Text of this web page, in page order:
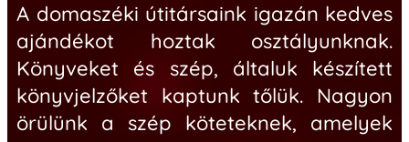
A domaszéki útitársaink igazán kedves
ajándékot hoztak osztályunknak.
Könyveket és szép, általuk készített
könyvjelzőket kaptunk tőlük. Nagyon
örülünk a szép köteteknek, amelyek